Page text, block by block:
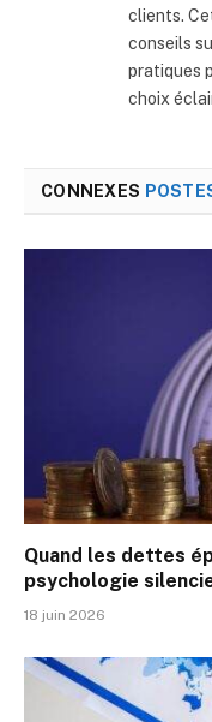
clients.
conseils
pratiques
choix
CONNEXES
Quand les dettes
psychologie
18 juin 2026